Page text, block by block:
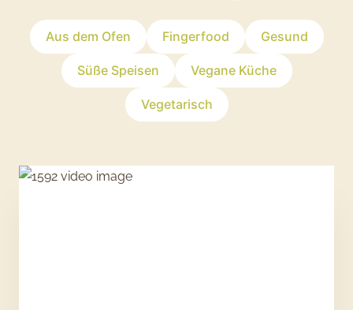
Aus dem Ofen Fingerfood Gesund
Süße Speisen Vegane Küche
Vegetarisch